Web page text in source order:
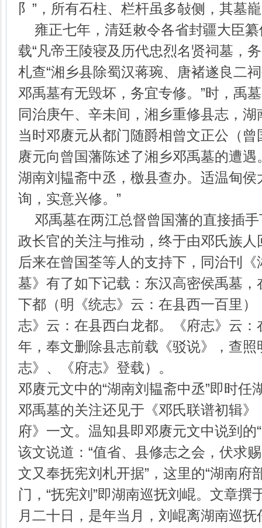
阝”，所有石柱、栏杆虽多敧侧，其墓
雍正七年，清廷敕令各省封疆大臣纂
载“凡帝王陵寝及历代忠烈名贤祠墓，
札查“湘乡县除蜀汉蒋琬、唐褚遂良二
邓禹墓有无毁坏，务宜专修。”时，禹
同治庚午、辛未间，湘乡重修县志，
当时邓赓元从都门随爵相曾文正公（
赓元向曾国藩陈述了湘乡邓禹墓的遭遇
湖南刘韫斋中丞，檄县查办。适温甸
询，实意兴修。”
邓禹墓在两江总督曾国藩的直接插手
政长官的关注与推动，终于由邓氏族
后来在曾国荃等人的支持下，同治刊《
墓》有了如下记载：东汉高密侯禹墓
下都（明《统志》云：在县西一百里
志》云：在县西白龙都。《府志》云
年，奉文删除县志前载《驳说》，查
志》、《府志》登载）。
邓赓元文中的“湖南刘韫斋中丞”即时任
邓禹墓的关注还见于《邓氏联谱初辑
府》一文。温知县即邓赓元文中说到的
该文说道：“值省、县修志之会，伏求
文又奉抚宪刘札开据”，这里的“湖南府
门，“抚宪刘”即湖南巡抚刘崐。文章撰
月二十日，是年当月，刘崐离湖南巡抚